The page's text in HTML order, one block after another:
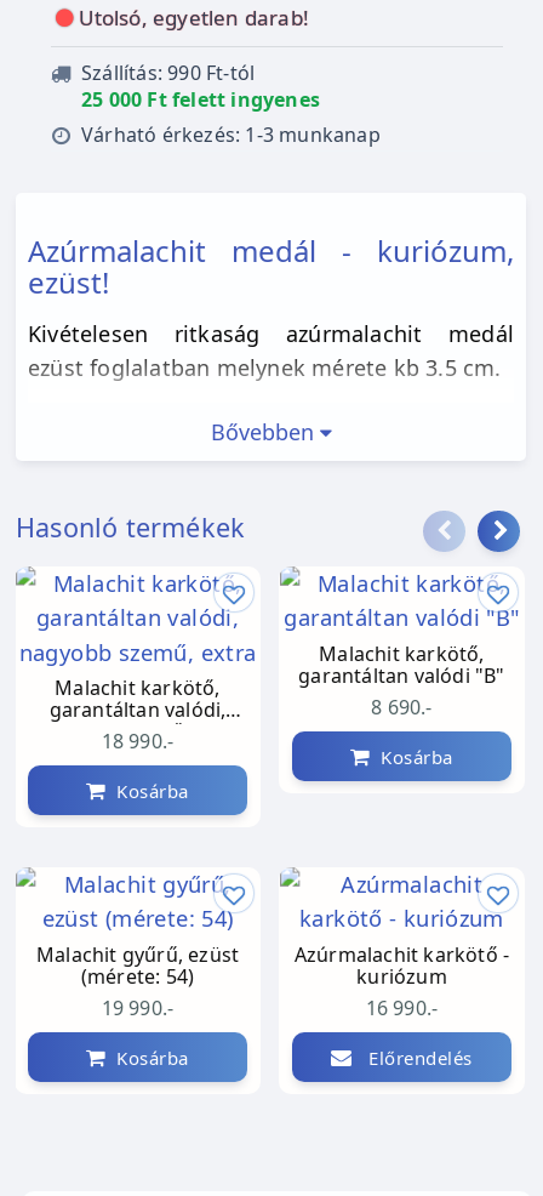
Utolsó, egyetlen darab!
Szállítás: 990 Ft-tól
25 000 Ft felett ingyenes
Várható érkezés: 1-3 munkanap
Azúrmalachit medál - kuriózum,
ezüst!
Kivételesen ritkaság azúrmalachit medál
ezüst foglalatban melynek mérete kb 3.5 cm.
Bővebben
Hasonló termékek
Malachit karkötő,
garantáltan valódi,
nagyobb szemű, extra
18 990.-
Kosárba
Malachit gyűrű, ezüst
(mérete: 54)
19 990.-
Kosárba
Malachit karkötő,
garantáltan valódi "B"
8 690.-
Kosárba
Azúrmalachit karkötő -
kuriózum
16 990.-
Előrendelés